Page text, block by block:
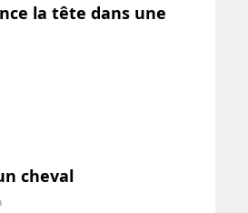
la tête dans une
cheval